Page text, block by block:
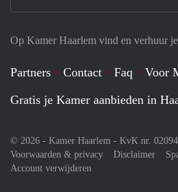
Op Kamer Haarlem vind en verhuur
Partners Contact Faq
Voor
Gratis je Kamer aanbieden in
© 2026 - Kamer Haarlem - KvK nr.
Voorwaarden & privacy
Disclaimer
Account verwijderen